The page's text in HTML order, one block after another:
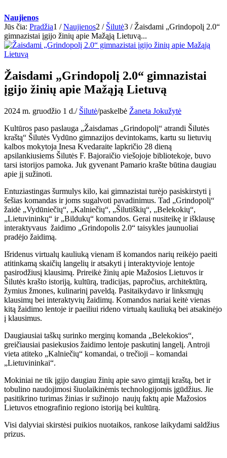
Naujienos
Jūs čia: Pradžia1 / Naujienos2 / Šilutė3 / Žaisdami „Grindopolį 2.0“
gimnazistai įgijo žinių apie Mažąją Lietuvą...
Žaisdami „Grindopolį 2.0“ gimnazistai
įgijo žinių apie Mažąją Lietuvą
2024 m. gruodžio 1 d./ Šilutė/paskelbė Žaneta Jokužytė
Kultūros paso paslauga „Žaisdamas „Grindopolį“ atrandi Šilutės
kraštą“ Šilutės Vydūno gimnazijos devintokams, kartu su lietuvių
kalbos mokytoja Inesa Kvedaraite lapkričio 28 dieną
apsilankiusiems Šilutės F. Bajoraičio viešojoje bibliotekoje, buvo
tarsi istorijos pamoka. Juk gyvenant Pamario krašte būtina daugiau
apie jį sužinoti.
Entuziastingas šurmulys kilo, kai gimnazistai turėjo pasiskirstyti į
šešias komandas ir joms sugalvoti pavadinimus. Tad „Grindopolį“
žaidė „Vydūniečių“, „Kalniečių“, „Šilutiškių“, „Belekokių“,
„Lietuvininkų“ ir „Bildukų“ komandos. Gerai nusiteikę ir išklausę
interaktyvaus žaidimo „Grindopolis 2.0“ taisykles jaunuoliai
pradėjo žaidimą.
Išridenus virtualų kauliuką vienam iš komandos narių reikėjo paeiti
atitinkamą skaičių langelių ir atsakyti į interaktyvioje lentoje
pasirodžiusį klausimą. Prireikė žinių apie Mažosios Lietuvos ir
Šilutės krašto istoriją, kultūrą, tradicijas, papročius, architektūrą,
žymius žmones, kulinarinį paveldą. Pasitaikydavo ir linksmųjų
klausimų bei interaktyvių žaidimų. Komandos nariai keitė vienas
kitą žaidimo lentoje ir paeiliui rideno virtualų kauliuką bei atsakinėjo
į klausimus.
Daugiausiai taškų surinko merginų komanda „Belekokios“,
greičiausiai pasiekusios žaidimo lentoje paskutinį langelį. Antroji
vieta atiteko „Kalniečių“ komandai, o trečioji – komandai
„Lietuvininkai“.
Mokiniai ne tik įgijo daugiau žinių apie savo gimtąjį kraštą, bet ir
tobulino naudojimosi šiuolaikinėmis technologijomis įgūdžius. Jie
pasitikrino turimas žinias ir sužinojo naujų faktų apie Mažosios
Lietuvos etnografinio regiono istoriją bei kultūrą.
Visi dalyviai skirstėsi puikios nuotaikos, rankose laikydami saldžius
prizus.